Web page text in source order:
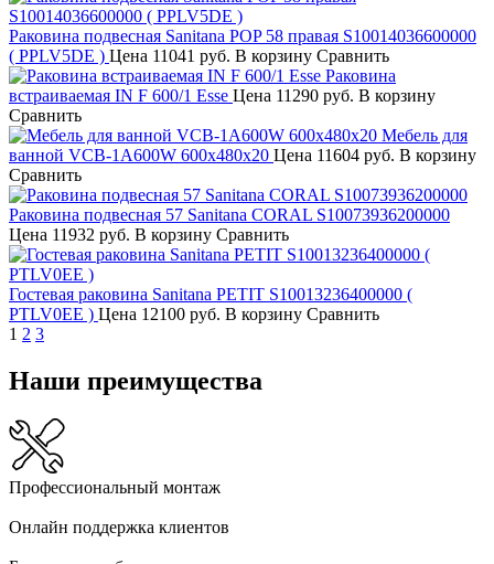
Раковина подвесная Sanitana POP 58 правая S10014036600000
( PPLV5DE ) Цена 11041 руб. В корзину Сравнить
Раковина
встраиваемая IN F 600/1 Esse Цена 11290 руб. В корзину
Сравнить
Мебель для
ванной VCB-1A600W 600х480х20 Цена 11604 руб. В корзину
Сравнить
Раковина подвесная 57 Sanitana CORAL S10073936200000
Цена 11932 руб. В корзину Сравнить
Гостевая раковина Sanitana PETIT S10013236400000 (
PTLV0EE ) Цена 12100 руб. В корзину Сравнить
1 2 3
Наши преимущества
Профессиональный монтаж
Онлайн поддержка клиентов